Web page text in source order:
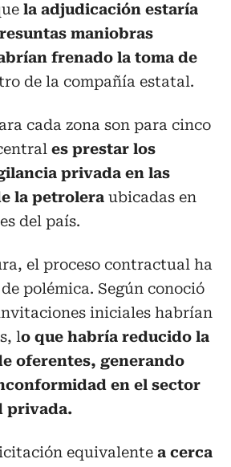
la adjudicación estaría
maniobras
frenado la toma de
de la compañía estatal.
cada zona son para cinco
es prestar los
privada en las
la petrolera ubicadas en
del país.
el proceso contractual ha
polémica. Según conoció
iniciales habrían
lo que habría reducido la
oferentes, generando
en el sector
privada.
equivalente a cerca